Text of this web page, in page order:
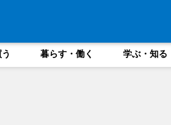
暮らす・働く 学ぶ・知る